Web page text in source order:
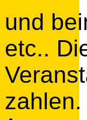
und
etc..
zahlen.